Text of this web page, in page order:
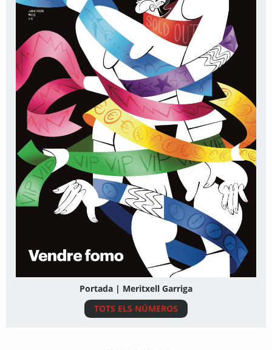
Portada | Meritxell Garriga
TOTS ELS NÚMEROS